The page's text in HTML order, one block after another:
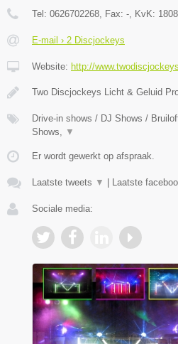
Tel: 0626702268 , Fax: - , KvK:
E-mail › 2 Discjockeys
Website: http://
Two Discjockeys Licht & Geluid
Drive-in shows / DJ Shows /
Shows,
▼
Er wordt gewerkt op afspraak.
Laatste tweets ▼ Laatste
Sociale media: